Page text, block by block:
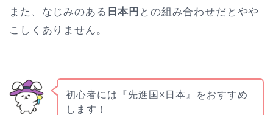
また、なじみのある 日本円 との組み合わせだとやや
こしくありません。
初心者には『先進国×日本』をおすすめ
します！